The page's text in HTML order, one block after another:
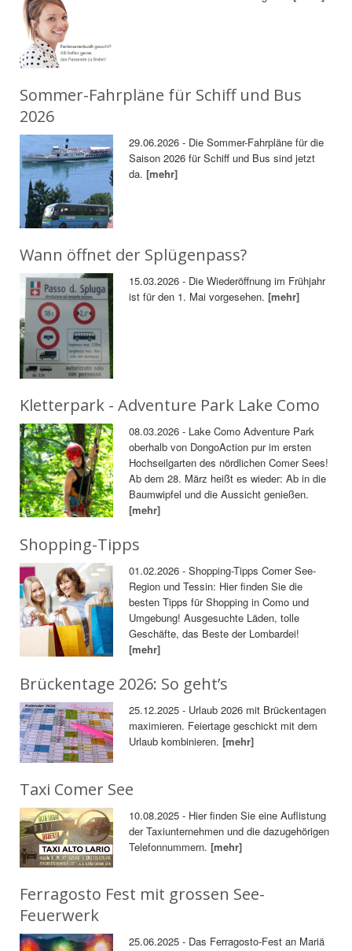
Sommer-Fahrpläne für Schiff und Bus
2026
29.06.2026 - Die Sommer-Fahrpläne für die
Saison 2026 für Schiff und Bus sind jetzt
da.[mehr]
Wann öffnet der Splügenpass?
15.03.2026 - Die Wiederöffnung im Frühjahr
ist für den 1. Mai vorgesehen.[mehr]
Kletterpark - Adventure Park Lake Como
08.03.2026 - Lake Como Adventure Park
oberhalb von DongoAction pur im ersten
Hochseilgarten des nördlichen Comer Sees!
Ab dem 28. März heißt es wieder: Ab in die
Baumwipfel und die Aussicht genießen.
[mehr]
Shopping-Tipps
01.02.2026 - Shopping-Tipps Comer See-
Region und Tessin: Hier finden Sie die
besten Tipps für Shopping in Como und
Umgebung! Ausgesuchte Läden, tolle
Geschäfte, das Beste der Lombardei!
[mehr]
Brückentage 2026: So geht’s
25.12.2025 - Urlaub 2026 mit Brückentagen
maximieren. Feiertage geschickt mit dem
Urlaub kombinieren.[mehr]
Taxi Comer See
10.08.2025 - Hier finden Sie eine Auflistung
der Taxiunternehmen und die dazugehörigen
Telefonnummern.[mehr]
Ferragosto Fest mit grossen See-
Feuerwerk
25.06.2025 - Das Ferragosto-Fest an Mariä